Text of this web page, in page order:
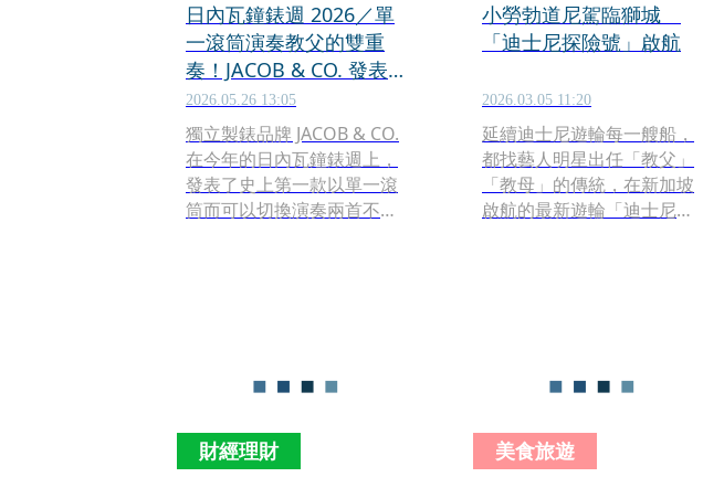
日內瓦鐘錶週 2026／單
一滾筒演奏教父的雙重
奏！JACOB & CO. 發表
The Godfather II「教
父」雙旋律音樂盒腕錶
2026.05.26 13:05
獨立製錶品牌 JACOB & CO.
在今年的日內瓦鐘錶週上，
發表了史上第一款以單一滾
筒而可以切換演奏兩首不同
在《教父》電影中的〈愛
律之間，自由切換。
小勞勃道尼駕臨獅城
「迪士尼探險號」啟航
2026.03.05 11:20
延續迪士尼遊輪每一艘船，
都找藝人明星出任「教父」
「教母」的傳統，在新加坡
啟航的最新遊輪「迪士尼探
財經理財
美食旅遊